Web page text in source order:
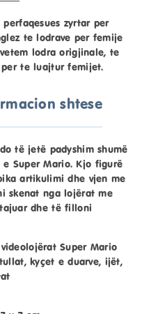
perfaqesues zyrtar per
te lodrave per femije
lodra origjinale, te
te luajtur femijet.
shtese
të jetë padyshim shumë
Super Mario. Kjo figurë
artikulimi dhe vjen me
skenat nga lojërat me
dhe të filloni
Super Mario
kyçet e duarve, ijët,